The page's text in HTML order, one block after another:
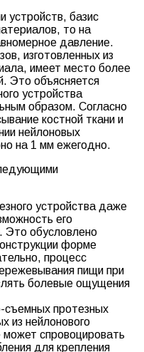
устройств, базис
то на
давление.
изготовленных из
имеет место более
Это объясняется
устройства
образом. Согласно
костной ткани и
нейлоновых
на 1 мм ежегодно.
устройства даже
его
Это обусловлено
форме
процесс
пищи при
болевые ощущения
съемных протезных
из нейлонового
спровоцировать
для крепления